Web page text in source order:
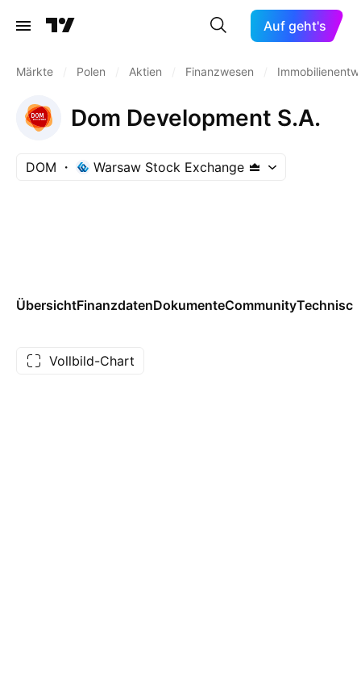
Auf geht's
Märkte Polen Aktien Finanzwesen
Dom Development S.A.
DOM Warsaw Stock Exchange
ÜbersichtFinanzdatenDokumenteCommunity
Vollbild-Chart